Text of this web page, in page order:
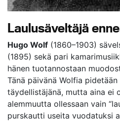
Laulusäveltäjä
Hugo Wolf (1860–1903)
(1895) sekä pari
hänen tuotannostaan
Tänä päivänä Wolfia
täydellistäjänä, mutta aina ei
alemmuutta ollessaan vain
purskautti useita vuodatuksi